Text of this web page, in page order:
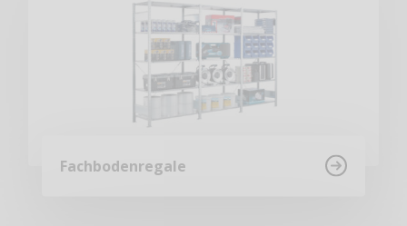
Fachbodenregale